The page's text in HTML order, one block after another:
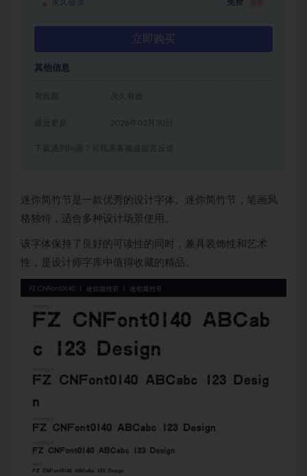
永久会员 免费
立即购买
其他信息
有效期 永久有效
2026年03月30日
下载遇到问题？可联系客服或留言反馈
迷你简竹节是一款优秀的设计字体。迷你简竹节，笔画风
格独特，适合多种设计场景使用。
该字体保持了良好的可读性的同时，兼具装饰性和艺术
性，是设计师字库中值得收藏的精品。